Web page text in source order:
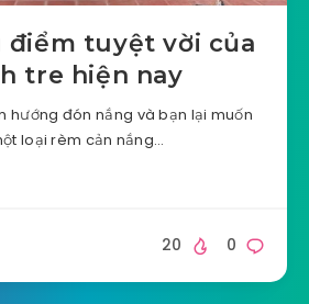
điểm tuyệt vời của
tre hiện nay
hướng đón nắng và bạn lại muốn
loại rèm cản nắng…
0
20